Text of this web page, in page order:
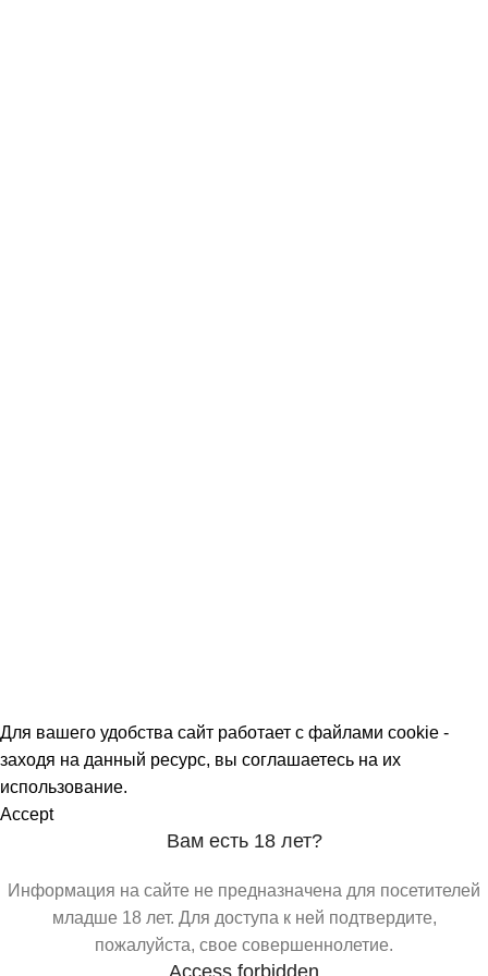
Для вашего удобства сайт работает с файлами cookie -
заходя на данный ресурс, вы соглашаетесь на их
использование.
Accept
Вам есть 18 лет?
Информация на сайте не предназначена для посетителей
младше 18 лет. Для доступа к ней подтвердите,
пожалуйста, свое совершеннолетие.